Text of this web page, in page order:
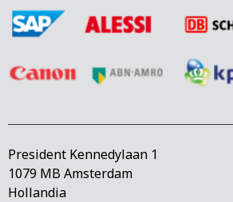
President Kennedylaan 1
1079 MB Amsterdam
Hollandia